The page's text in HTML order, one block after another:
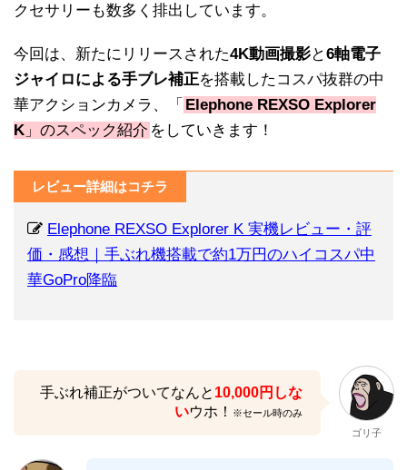
クセサリーも数多く排出しています。
今回は、新たにリリースされた4K動画撮影と6軸電子
ジャイロによる手ブレ補正を搭載したコスパ抜群の中
華アクションカメラ、「 Elephone REXSO Explorer
K 」のスペック紹介 をしていきます！
レビュー詳細はコチラ
Elephone REXSO Explorer K 実機レビュー・評
価・感想｜手ぶれ機搭載で約1万円のハイコスパ中
華GoPro降臨
手ぶれ補正がついてなんと 10,000円しな
いウホ！
※セール時のみ
ゴリ子